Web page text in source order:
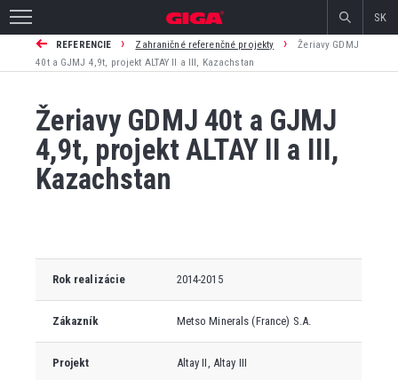
SK
REFERENCIE › Zahraničné referenčné projekty ›
Žeriavy GDMJ
40t a GJMJ 4,9t, projekt ALTAY II a III, Kazachstan
Žeriavy GDMJ 40t a GJMJ
4,9t, projekt ALTAY II a III,
Kazachstan
Rok realizácie 2014-2015
Zákazník Metso Minerals (France) S.A.
Projekt Altay II, Altay III